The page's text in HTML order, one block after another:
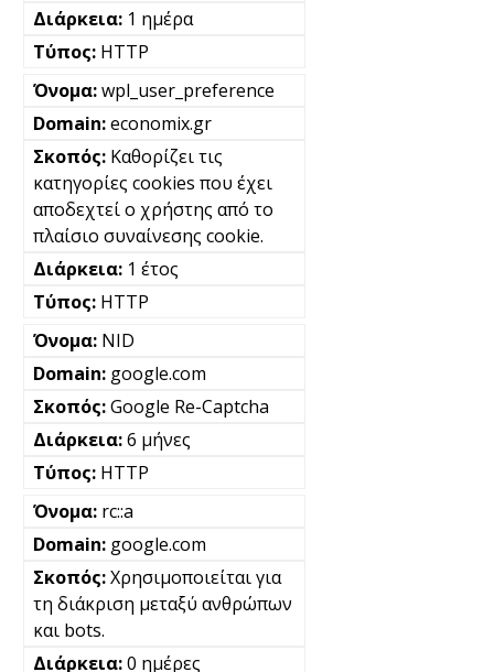
1 ημέρα
HTTP
wpl_user_preference
economix.gr
Καθορίζει τις
κατηγορίες cookies που έχει
αποδεχτεί ο χρήστης από το
πλαίσιο συναίνεσης cookie.
1 έτος
HTTP
NID
google.com
Google Re-Captcha
6 μήνες
HTTP
rc::a
google.com
Χρησιμοποιείται για
τη διάκριση μεταξύ ανθρώπων
και bots.
0 ημέρες